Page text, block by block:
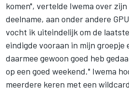
komen", vertelde Iwema over
deelname, aan onder andere
vocht ik uiteindelijk om de
eindigde vooraan in mijn groepje
daarmee gewoon goed heb
op een goed weekend." Iwema
meerdere keren met een